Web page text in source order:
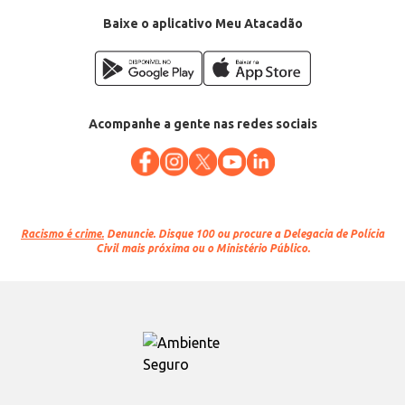
Baixe o aplicativo Meu Atacadão
Acompanhe a gente nas redes sociais
Racismo é crime. Denuncie. Disque 100 ou procure a Delegacia de Polícia
Civil mais próxima ou o Ministério Público.